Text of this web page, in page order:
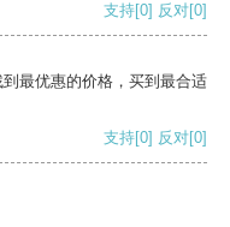
支持[0] 反对[0]
最优惠的价格，买到最合适
支持[0] 反对[0]